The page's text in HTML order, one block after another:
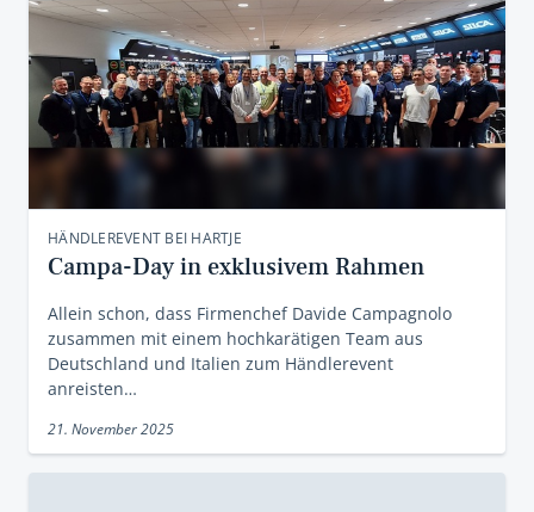
HÄNDLEREVENT BEI HARTJE
Campa-Day in exklusivem Rahmen
Allein schon, dass Firmenchef Davide Campagnolo
zusammen mit einem hochkarätigen Team aus
Deutschland und Italien zum Händlerevent
anreisten…
21. November 2025